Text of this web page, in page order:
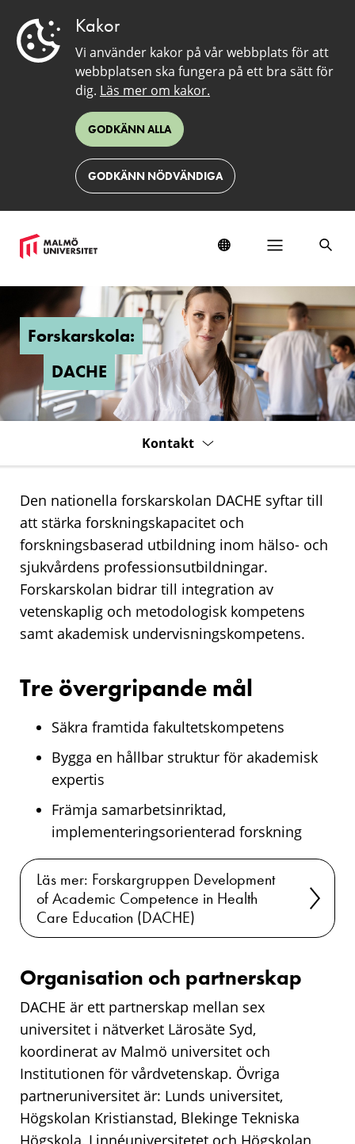
Kakor
Vi använder kakor på vår webbplats för att
webbplatsen ska fungera på ett bra sätt för
dig. Läs mer om kakor.
GODKÄNN ALLA
GODKÄNN NÖDVÄNDIGA
Forskarskola:
DACHE
Forskarskola:
DACHE
Kontakt
Den nationella forskarskolan DACHE syftar till
att stärka forskningskapacitet och
forskningsbaserad utbildning inom hälso- och
sjukvårdens professionsutbildningar.
Forskarskolan bidrar till integration av
vetenskaplig och metodologisk kompetens
samt akademisk undervisningskompetens.
Tre övergripande mål
Säkra framtida fakultetskompetens
Bygga en hållbar struktur för akademisk
expertis
Främja samarbetsinriktad,
implementeringsorienterad forskning
Läs mer: Forskargruppen Development
of Academic Competence in Health
Care Education (DACHE)
Organisation och partnerskap
DACHE är ett partnerskap mellan sex
universitet i nätverket Lärosäte Syd,
koordinerat av Malmö universitet och
Institutionen för vårdvetenskap. Övriga
partneruniversitet är: Lunds universitet,
Högskolan Kristianstad, Blekinge Tekniska
Högskola, Linnéuniversitetet och Högskolan